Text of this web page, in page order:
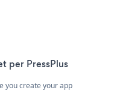
per PressPlus
you create your app